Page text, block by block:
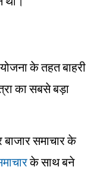
के तहत बाहरी
का सबसे बड़ा
समाचार के
के साथ बने